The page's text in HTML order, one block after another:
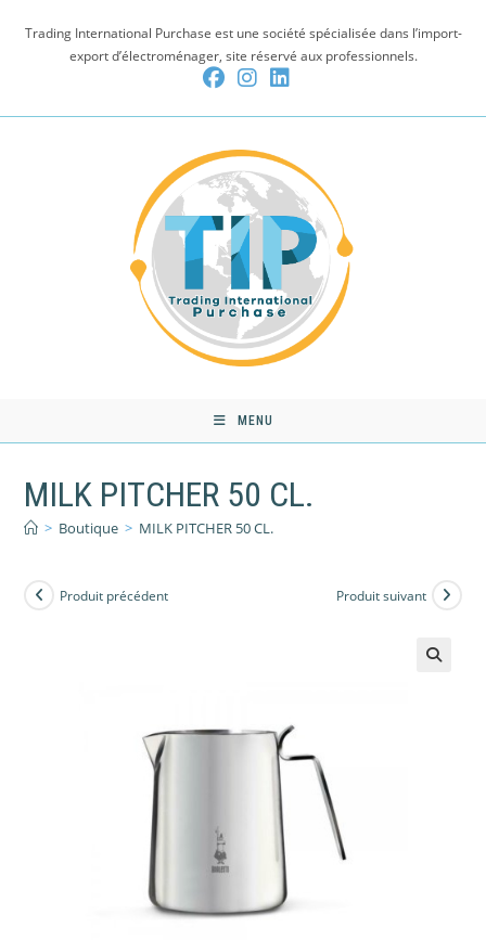
Trading International Purchase est une société spécialisée dans l’import-
export d’électroménager, site réservé aux professionnels.
MENU
MILK PITCHER 50 CL.
> Boutique > MILK PITCHER 50 CL.
Produit précédent Produit suivant